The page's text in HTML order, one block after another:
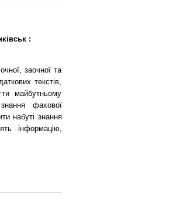
:
заочної та
текстів,
майбутньому
фахової
набуті знання
інформацію,